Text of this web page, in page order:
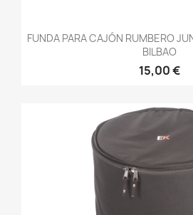
FUNDA PARA CAJÓN RUMBERO
BILBAO
15,00 €